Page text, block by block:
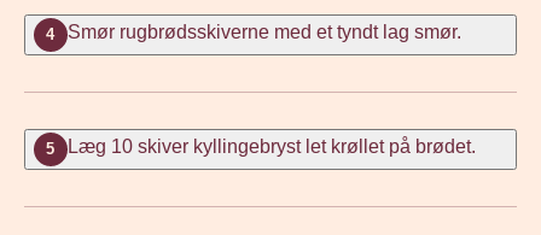
4 Smør rugbrødsskiverne med et tyndt lag smør.
5 Læg 10 skiver kyllingebryst let krøllet på brødet.